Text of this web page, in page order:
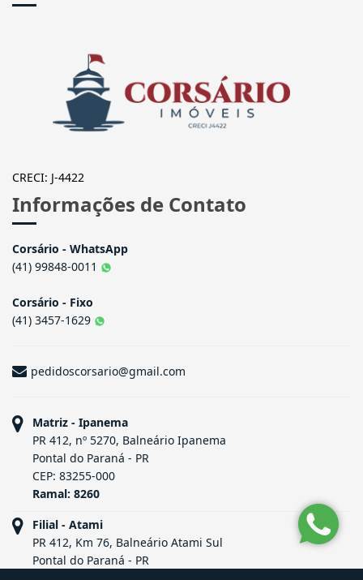
CRECI: J-4422
Informações de Contato
Corsário - WhatsApp
(41) 99848-0011
Corsário - Fixo
(41) 3457-1629
pedidoscorsario@gmail.com
Matriz - Ipanema
PR 412, nº 5270, Balneário Ipanema
Pontal do Paraná - PR
CEP: 83255-000
Ramal: 8260
Filial - Atami
PR 412, Km 76, Balneário Atami Sul
Pontal do Paraná - PR